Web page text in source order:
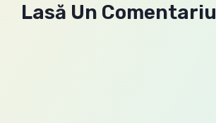
Lasă Un Comentariu